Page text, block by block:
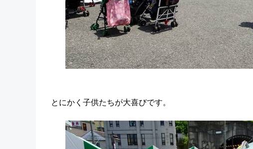
とにかく子供たちが大喜びです。